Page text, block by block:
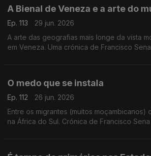
A Bienal de Veneza e a arte do
Ep. 113
29 jun. 2026
A arte das geografias mais longe da vista
em Veneza. Uma crónica de Francisco
O medo que se instala
Ep. 112
26 jun. 2026
Entre os migrantes (muitos moçambicanos)
na África do Sul. Crónica de Francisco